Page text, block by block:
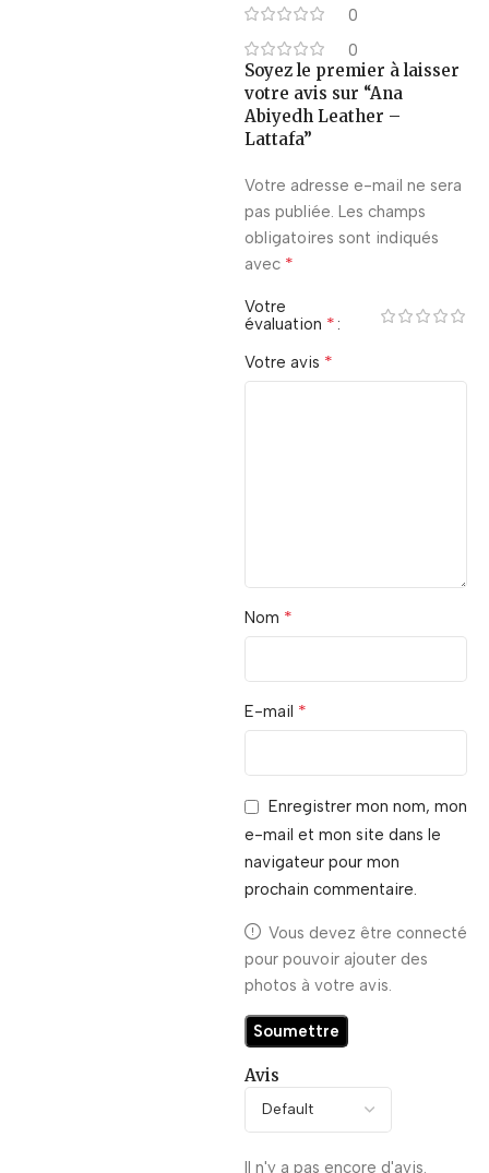
0
0
Avis
Il n'y a pas encore d'avis.
Soyez le premier à laisser
votre avis sur “Ana
Abiyedh Leather –
Lattafa”
Votre adresse e-mail ne sera
pas publiée. Les champs
obligatoires sont indiqués
avec *
Votre
évaluation *
Votre avis *
Nom *
E-mail *
Enregistrer mon nom, mon
e-mail et mon site dans le
navigateur pour mon
prochain commentaire.
Vous devez être connecté
pour pouvoir ajouter des
photos à votre avis.